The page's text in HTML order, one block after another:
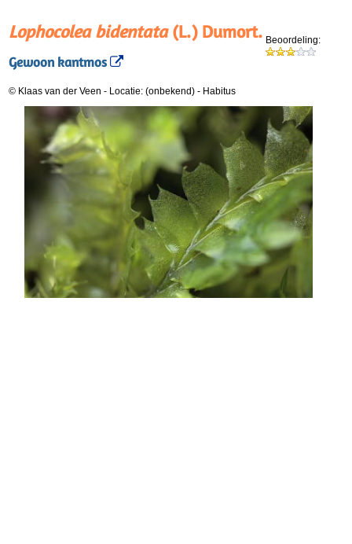
Lophocolea bidentata(L.) Dumort.
Gewoon kantmos
Beoordeling:
© Klaas van der Veen - Locatie: (onbekend) - Habitus